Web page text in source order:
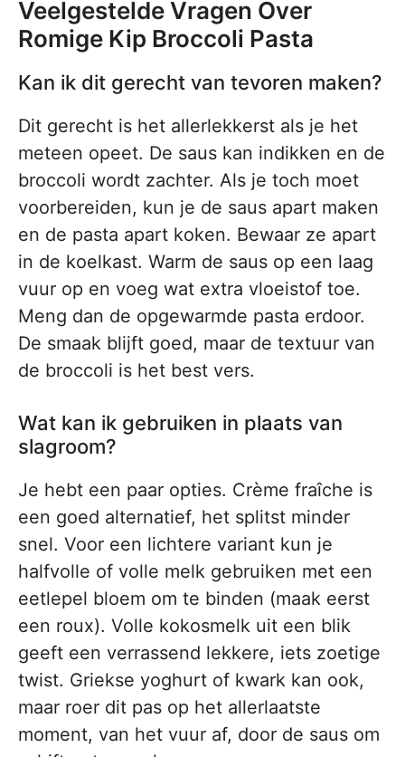
Veelgestelde Vragen Over
Romige Kip Broccoli Pasta
Kan ik dit gerecht van tevoren maken?
Dit gerecht is het allerlekkerst als je het
meteen opeet. De saus kan indikken en de
broccoli wordt zachter. Als je toch moet
voorbereiden, kun je de saus apart maken
en de pasta apart koken. Bewaar ze apart
in de koelkast. Warm de saus op een laag
vuur op en voeg wat extra vloeistof toe.
Meng dan de opgewarmde pasta erdoor.
De smaak blijft goed, maar de textuur van
de broccoli is het best vers.
Wat kan ik gebruiken in plaats van
slagroom?
Je hebt een paar opties. Crème fraîche is
een goed alternatief, het splitst minder
snel. Voor een lichtere variant kun je
halfvolle of volle melk gebruiken met een
eetlepel bloem om te binden (maak eerst
een roux). Volle kokosmelk uit een blik
geeft een verrassend lekkere, iets zoetige
twist. Griekse yoghurt of kwark kan ook,
maar roer dit pas op het allerlaatste
moment, van het vuur af, door de saus om